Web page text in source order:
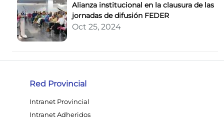
Alianza institucional en la clausura de las
jornadas de difusión FEDER
Oct 25, 2024
Red Provincial
Intranet Provincial
Intranet Adheridos